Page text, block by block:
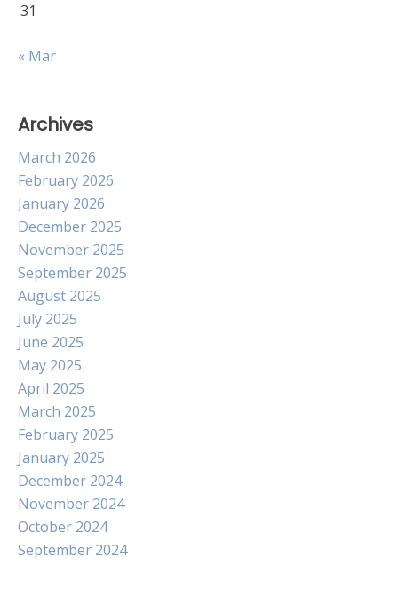
31
« Mar
Archives
March 2026
February 2026
January 2026
December 2025
November 2025
September 2025
August 2025
July 2025
June 2025
May 2025
April 2025
March 2025
February 2025
January 2025
December 2024
November 2024
October 2024
September 2024